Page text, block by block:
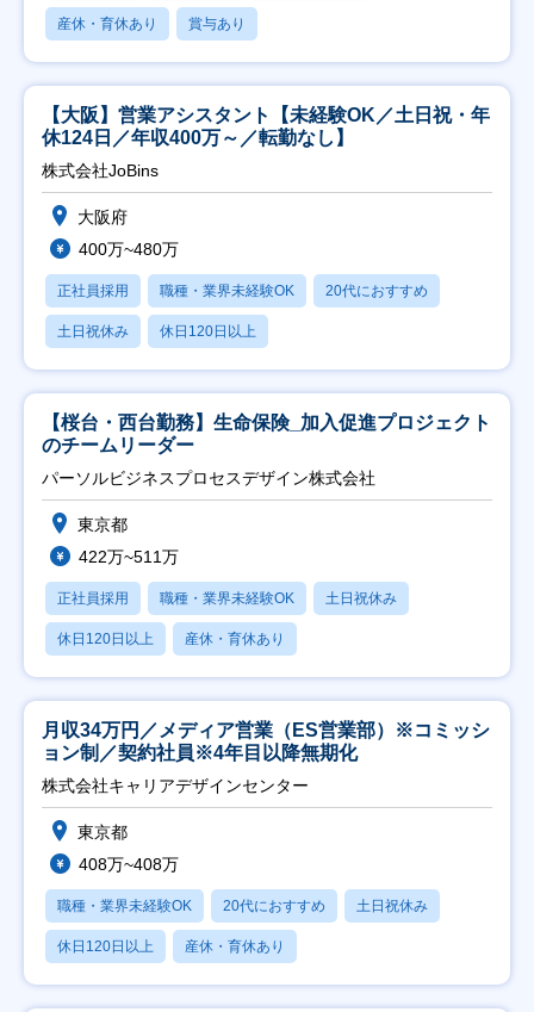
産休・育休あり 賞与あり
【大阪】営業アシスタント【未経験OK／土日祝・年
休124日／年収400万～／転勤なし】
株式会社JoBins
大阪府
400万~480万
正社員採用 職種・業界未経験OK 20代におすすめ
土日祝休み 休日120日以上
【桜台・西台勤務】生命保険_加入促進プロジェクト
のチームリーダー
パーソルビジネスプロセスデザイン株式会社
東京都
422万~511万
正社員採用 職種・業界未経験OK 土日祝休み
休日120日以上 産休・育休あり
月収34万円／メディア営業（ES営業部）※コミッシ
ョン制／契約社員※4年目以降無期化
株式会社キャリアデザインセンター
東京都
408万~408万
職種・業界未経験OK 20代におすすめ 土日祝休み
休日120日以上 産休・育休あり